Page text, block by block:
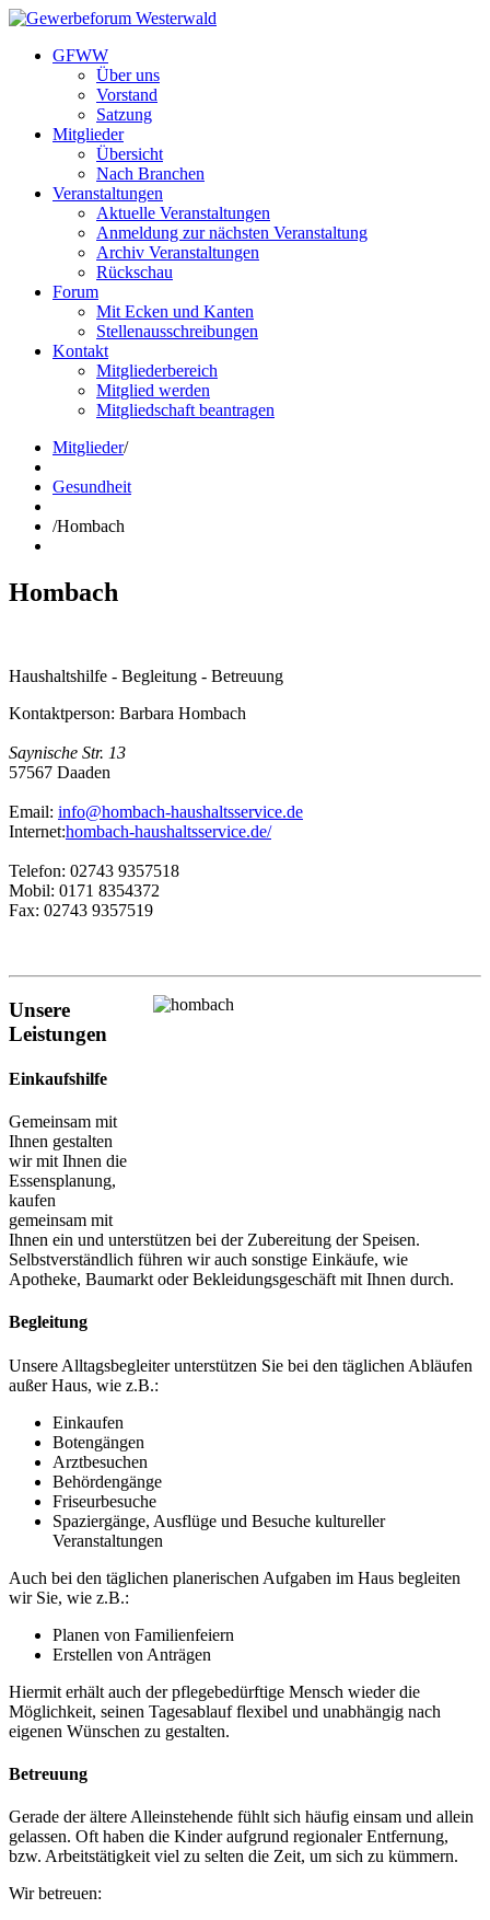
GFWW
Über uns
Vorstand
Satzung
Mitglieder
Übersicht
Nach Branchen
Veranstaltungen
Aktuelle Veranstaltungen
Anmeldung zur nächsten Veranstaltung
Archiv Veranstaltungen
Rückschau
Forum
Mit Ecken und Kanten
Stellenausschreibungen
Kontakt
Mitgliederbereich
Mitglied werden
Mitgliedschaft beantragen
Mitglieder/
Gesundheit
/Hombach
Hombach
Haushaltshilfe - Begleitung - Betreuung
Kontaktperson: Barbara Hombach
Saynische Str. 13
57567 Daaden
Email: info@hombach-haushaltsservice.de
Internet:hombach-haushaltsservice.de/
Telefon: 02743 9357518
Mobil: 0171 8354372
Fax: 02743 9357519
Unsere
Leistungen
Einkaufshilfe
Gemeinsam mit
Ihnen gestalten
wir mit Ihnen die
Essensplanung,
kaufen
gemeinsam mit
Ihnen ein und unterstützen bei der Zubereitung der Speisen.
Selbstverständlich führen wir auch sonstige Einkäufe, wie
Apotheke, Baumarkt oder Bekleidungsgeschäft mit Ihnen durch.
Begleitung
Unsere Alltagsbegleiter unterstützen Sie bei den täglichen Abläufen
außer Haus, wie z.B.:
Einkaufen
Botengängen
Arztbesuchen
Behördengänge
Friseurbesuche
Spaziergänge, Ausflüge und Besuche kultureller
Veranstaltungen
Auch bei den täglichen planerischen Aufgaben im Haus begleiten
wir Sie, wie z.B.:
Planen von Familienfeiern
Erstellen von Anträgen
Hiermit erhält auch der pflegebedürftige Mensch wieder die
Möglichkeit, seinen Tagesablauf flexibel und unabhängig nach
eigenen Wünschen zu gestalten.
Betreuung
Gerade der ältere Alleinstehende fühlt sich häufig einsam und allein
gelassen. Oft haben die Kinder aufgrund regionaler Entfernung,
bzw. Arbeitstätigkeit viel zu selten die Zeit, um sich zu kümmern.
Wir betreuen: